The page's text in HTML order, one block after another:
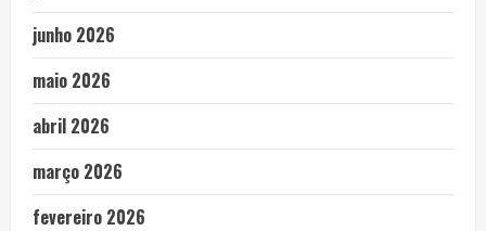
junho 2026
maio 2026
abril 2026
março 2026
fevereiro 2026